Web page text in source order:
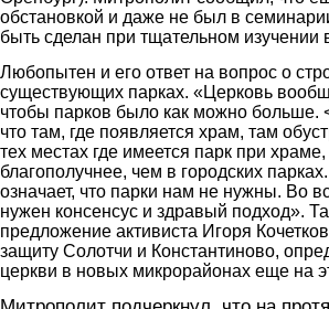
обстановкой и даже не был в
быть сделан при тщательном изучении
Любопытен и его ответ на вопрос о
существующих парках. «Церковь
чтобы парков было как можно больше.
что там, где появляется храм, там
тех местах где имеется парк при
благополучнее, чем в городских
означает, что парки нам не нужны. Во
нужен консенсус и здравый подход».
предложение активиста Игоря
защиту Солотчи и Константиново,
церкви в новых микрорайонах еще на